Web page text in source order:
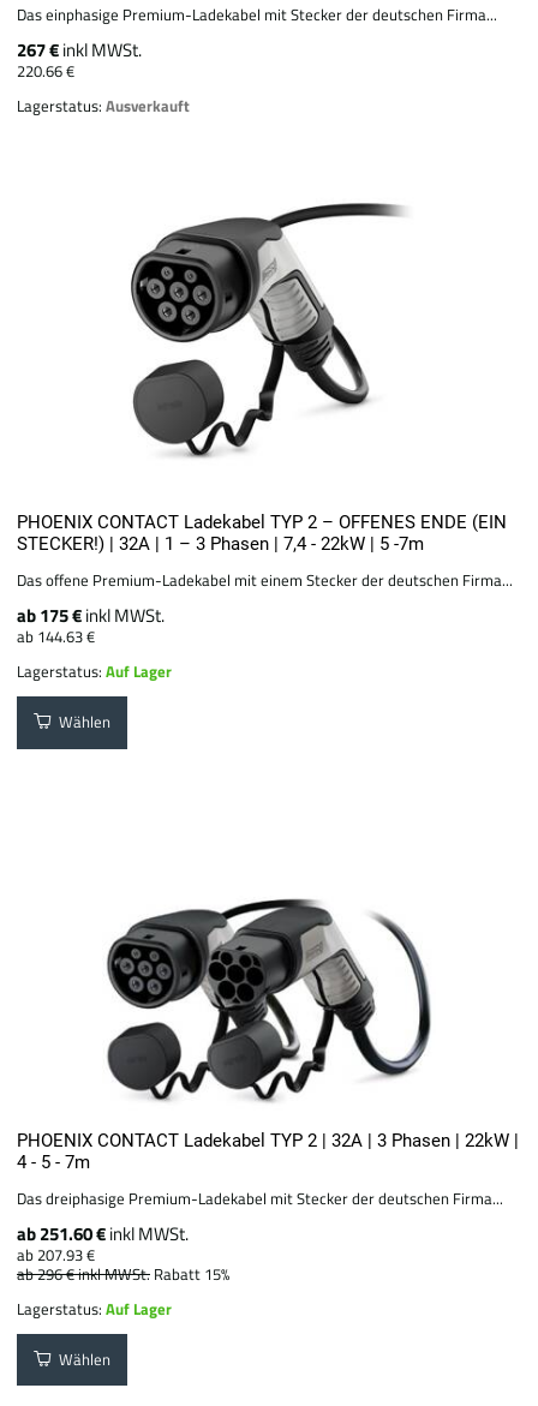
Das einphasige Premium-Ladekabel mit Stecker der deutschen Firma...
267 €inkl MWSt.
220.66 €
Lagerstatus:Ausverkauft
PHOENIX CONTACT Ladekabel TYP 2 – OFFENES ENDE (EIN
STECKER!) | 32A | 1 – 3 Phasen | 7,4 - 22kW | 5 -7m
Das offene Premium-Ladekabel mit einem Stecker der deutschen Firma...
ab 175 €inkl MWSt.
ab 144.63 €
Lagerstatus:Auf Lager
Wählen
PHOENIX CONTACT Ladekabel TYP 2 | 32A | 3 Phasen | 22kW |
4 - 5 - 7m
Das dreiphasige Premium-Ladekabel mit Stecker der deutschen Firma...
ab 251.60 €inkl MWSt.
ab 207.93 €
ab 296 €inkl MWSt. Rabatt 15%
Lagerstatus:Auf Lager
Wählen